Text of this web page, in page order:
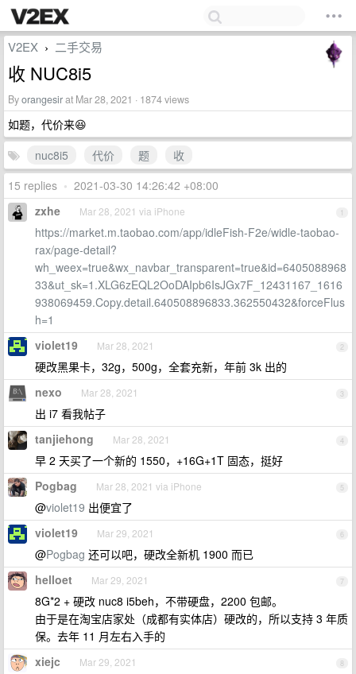
V2EX › 二手交易
收 NUC8i5
Byorangesirat Mar 28, 2021 · 1874 views
如题，代价来😆
nuc8i5
代价 题
收
15 replies • 2021-03-30 14:26:42 +08:00
1
zxhe Mar 28, 2021 via iPhone
https://market.m.taobao.com/app/idleFish-F2e/widle-taobao-
rax/page-detail?
wh_weex=true&wx_navbar_transparent=true&id=6405088968
33&ut_sk=1.XLG6zEQL2OoDAIpb6IsJGx7F_12431167_1616
938069459.Copy.detail.640508896833.362550432&forceFlus
h=1
2
violet19 Mar 28, 2021
硬改黑果卡，32g，500g，全套充新，年前 3k 出的
3
nexo Mar 28, 2021
出 i7 看我帖子
4
tanjiehong Mar 28, 2021
早 2 天买了一个新的 1550，+16G+1T 固态，挺好
5
Pogbag Mar 28, 2021 via iPhone
@violet19 出便宜了
6
violet19 Mar 29, 2021
@Pogbag 还可以吧，硬改全新机 1900 而已
7
helloet Mar 29, 2021
8G*2 + 硬改 nuc8 i5beh，不带硬盘，2200 包邮。
由于是在淘宝店家处（成都有实体店）硬改的，所以支持 3 年质
保。去年 11 月左右入手的
8
xiejc Mar 29, 2021